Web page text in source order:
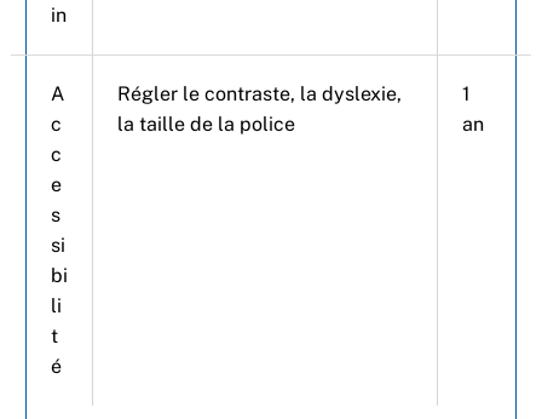
in
A
c
c
e
s
si
bi
li
t
é
Régler le contraste, la dyslexie,
la taille de la police
1
an